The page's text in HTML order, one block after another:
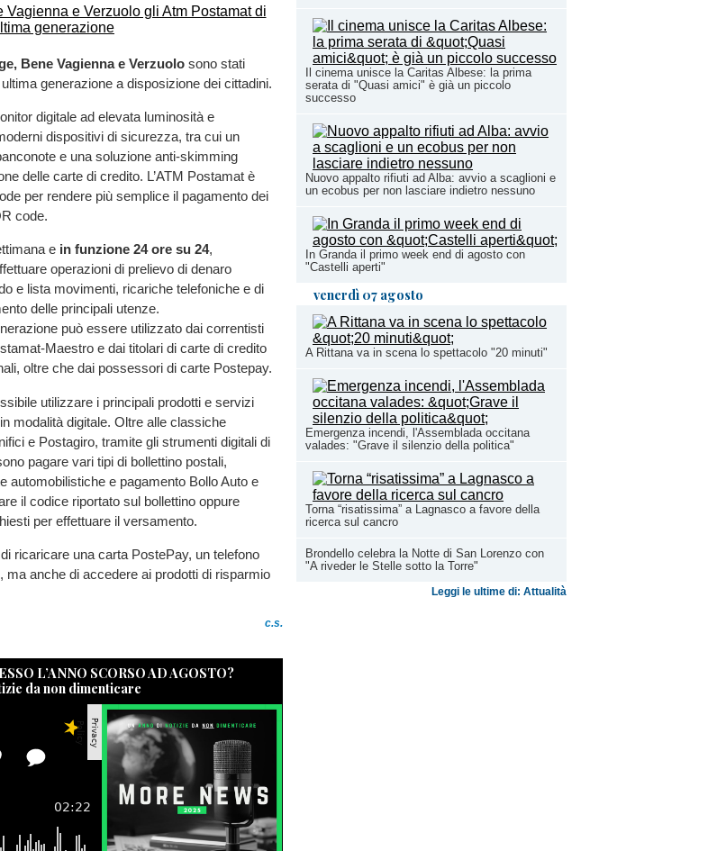
Il cinema unisce la Caritas Albese: la prima
serata di "Quasi amici" è già un piccolo
successo
Nuovo appalto rifiuti ad Alba: avvio a scaglioni e
un ecobus per non lasciare indietro nessuno
In Granda il primo week end di agosto con
"Castelli aperti"
venerdì 07 agosto
A Rittana va in scena lo spettacolo "20 minuti"
Emergenza incendi, l'Assemblada occitana
valades: "Grave il silenzio della politica"
Torna “risatissima” a Lagnasco a favore della
ricerca sul cancro
Brondello celebra la Notte di San Lorenzo con
"A riveder le Stelle sotto la Torre"
Leggi le ultime di: Attualità
Bene Vagienna e Verzuolo sono stati
generazione a disposizione dei cittadini.
digitale ad elevata luminosità e
dispositivi di sicurezza, tra cui un
e una soluzione anti-skimming
delle carte di credito. L’ATM Postamat è
per rendere più semplice il pagamento dei
code.
e in funzione 24 ore su 24,
operazioni di prelievo di denaro
e lista movimenti, ricariche telefoniche e di
delle principali utenze.
può essere utilizzato dai correntisti
Maestro e dai titolari di carte di credito
oltre che dai possessori di carte Postepay.
utilizzare i principali prodotti e servizi
modalità digitale. Oltre alle classiche
e Postagiro, tramite gli strumenti digitali di
pagare vari tipi di bollettino postali,
automobilistiche e pagamento Bollo Auto e
il codice riportato sul bollettino oppure
per effettuare il versamento.
ricaricare una carta PostePay, un telefono
ma anche di accedere ai prodotti di risparmio
c.s.
L’ANNO SCORSO AD AGOSTO?
da non dimenticare